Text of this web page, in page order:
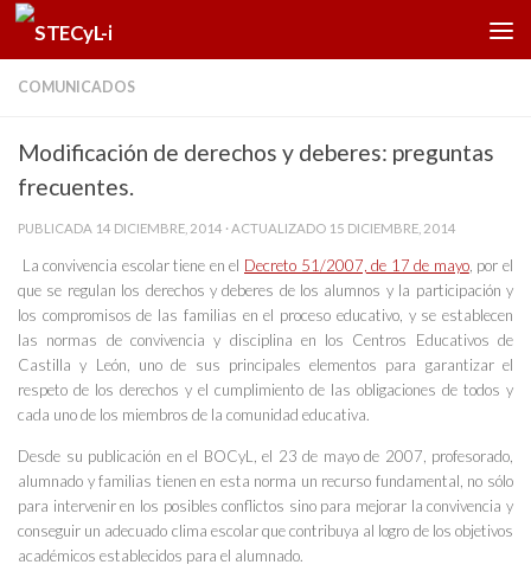
Saltar al contenido
COMUNICADOS
Modificación de derechos y deberes: preguntas
frecuentes.
PUBLICADA 14 DICIEMBRE, 2014 · ACTUALIZADO 15 DICIEMBRE, 2014
La convivencia escolar tiene en el Decreto 51/2007, de 17 de mayo, por el
que se regulan los derechos y deberes de los alumnos y la participación y
los compromisos de las familias en el proceso educativo, y se establecen
las normas de convivencia y disciplina en los Centros Educativos de
Castilla y León, uno de sus principales elementos para garantizar el
respeto de los derechos y el cumplimiento de las obligaciones de todos y
cada uno de los miembros de la comunidad educativa.
Desde su publicación en el BOCyL, el 23 de mayo de 2007, profesorado,
alumnado y familias tienen en esta norma un recurso fundamental, no sólo
para intervenir en los posibles conflictos sino para mejorar la convivencia y
conseguir un adecuado clima escolar que contribuya al logro de los objetivos
académicos establecidos para el alumnado.